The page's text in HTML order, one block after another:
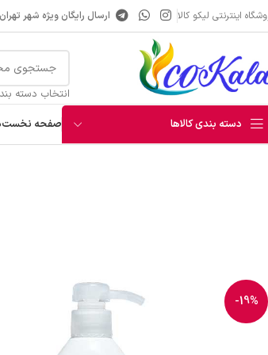
اینترنتی لیکو کالا ارسال رایگان ویژه شهر تهران
انتخاب دسته
دسته بندی کالاها
قهوه و هات چاکلت
صفحه نخست
-19%